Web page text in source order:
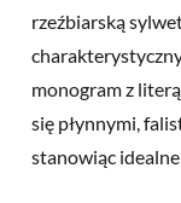
rzeźbiarską
monogram z
się płynnymi,
stanowiąc idealne